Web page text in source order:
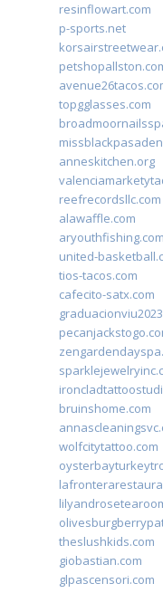
resinflowart.com
p-sports.net
topgglasses.com
anneskitchen.org
reefrecordsllc.com
alawaffle.com
aryouthfishing.com
united-
tios-tacos.com
cafecito-satx.com
bruinshome.com
wolfcitytattoo.com
theslushkids.com
giobastian.com
glpascensori.com